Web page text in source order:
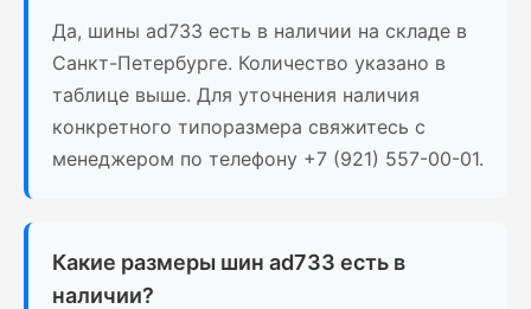
Да, шины ad733 есть в наличии на складе в
Санкт-Петербурге. Количество указано в
таблице выше. Для уточнения наличия
конкретного типоразмера свяжитесь с
менеджером по телефону +7 (921) 557-00-01.
Какие размеры шин ad733 есть в
наличии?